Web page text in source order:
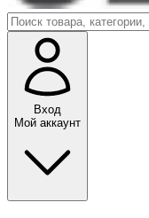
Вход
Мой аккаунт